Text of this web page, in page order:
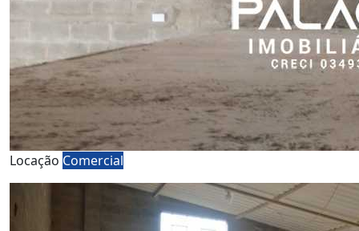
Locação Comercial